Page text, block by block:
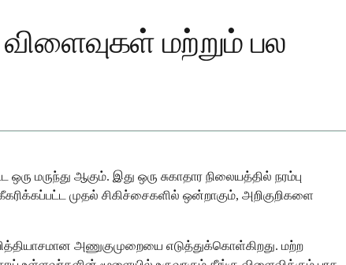
மற்றும் பல
மருந்து ஆகும். இது ஒரு சுகாதார நிலையத்தில் நரம்பு
முதல் சிகிச்சைகளில் ஒன்றாகும், அறிகுறிகளை
அணுகுமுறையை எடுத்துக்கொள்கிறது. மற்ற